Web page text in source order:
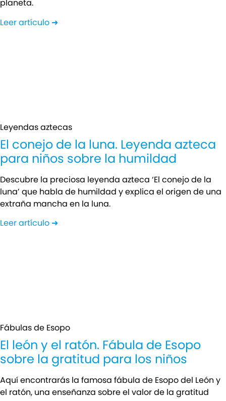
planeta.
Leer artículo ➜
Leyendas aztecas
El conejo de la luna. Leyenda azteca
para niños sobre la humildad
Descubre la preciosa leyenda azteca ‘El conejo de la
luna’ que habla de humildad y explica el origen de una
extraña mancha en la luna.
Leer artículo ➜
Fábulas de Esopo
El león y el ratón. Fábula de Esopo
sobre la gratitud para los niños
Aquí encontrarás la famosa fábula de Esopo del León y
el ratón, una enseñanza sobre el valor de la gratitud